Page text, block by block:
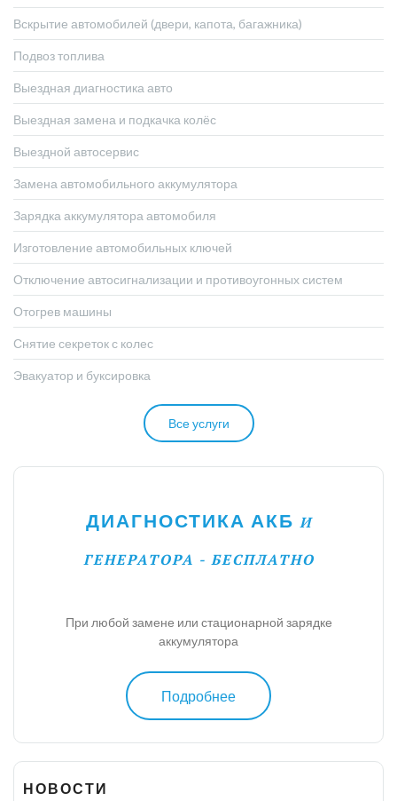
Вскрытие автомобилей (двери, капота, багажника)
Подвоз топлива
Выездная диагностика авто
Выездная замена и подкачка колёс
Выездной автосервис
Замена автомобильного аккумулятора
Зарядка аккумулятора автомобиля
Изготовление автомобильных ключей
Отключение автосигнализации и противоугонных систем
Отогрев машины
Снятие секреток с колес
Эвакуатор и буксировка
Все услуги
ДИАГНОСТИКА АКБ И
ГЕНЕРАТОРА - БЕСПЛАТНО
При любой замене или стационарной зарядке
аккумулятора
Подробнее
НОВОСТИ